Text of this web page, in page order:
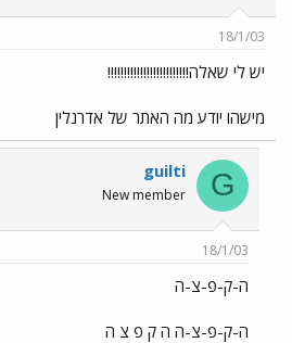
ש
א
ר
18/1/03
יש לי שאלה!!!!!!!!!!!!!!!!!!!!!!!!!
מישהו יודע מה האתר של אדרנלין
G
guilti
New member
18/1/03
ה-ק-פ-צ-ה
ה-ק-פ-צ-ה ה ק פ צ ה